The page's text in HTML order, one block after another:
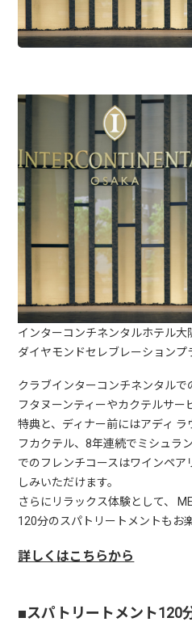
インターコンチネンタルホテル大
ダイヤモンドセレブレーションプ
クラブインターコンチネンタル
フタヌーンティーやカクテルサー
特典と、ディナー前にはアディ ラ
フカクテル、8年連続でミシュラ
でのフレンチコースはワインペ
しみいただけます。
さらにリラックス体験として、
120分のスパトリートメントもお
詳しくはこちらから
■スパトリートメント120